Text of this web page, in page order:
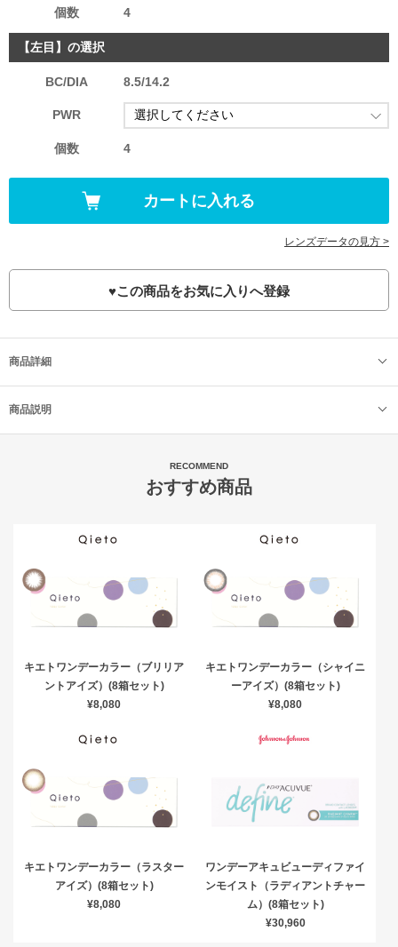
個数 4
【左目】の選択
BC/DIA 8.5/14.2
PWR
個数 4
レンズデータの見方 >
♥この商品をお気に入りへ登録
商品詳細
商品説明
RECOMMEND
おすすめ商品
キエトワンデーカラー（ブリリア
ントアイズ）(8箱セット)
¥8,080
キエトワンデーカラー（シャイニ
ーアイズ）(8箱セット)
¥8,080
キエトワンデーカラー（ラスター
アイズ）(8箱セット)
¥8,080
ワンデーアキュビューディファイ
ンモイスト（ラディアントチャー
ム）(8箱セット)
¥30,960